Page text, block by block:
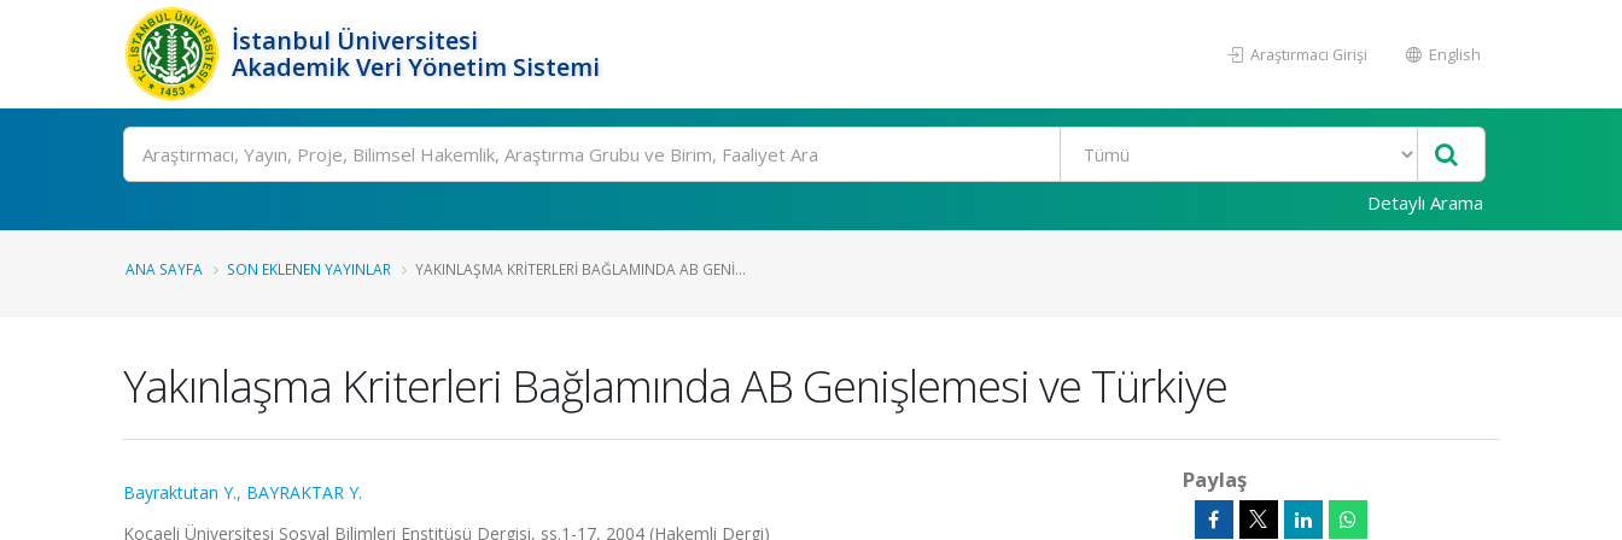
İstanbul Üniversitesi
Akademik Veri Yönetim Sistemi
Araştırmacı Girişi English
Ara
Detaylı Arama
ANA SAYFA SON EKLENEN YAYINLAR YAKINLAŞMA KRITERLERI BAĞLAMINDA AB GENI...
Yakınlaşma Kriterleri Bağlamında AB Genişlemesi ve Türkiye
Bayraktutan Y., BAYRAKTAR Y.
Kocaeli Üniversitesi Sosyal Bilimleri Enstitüsü Dergisi, ss.1-17, 2004 (Hakemli Dergi)
Paylaş